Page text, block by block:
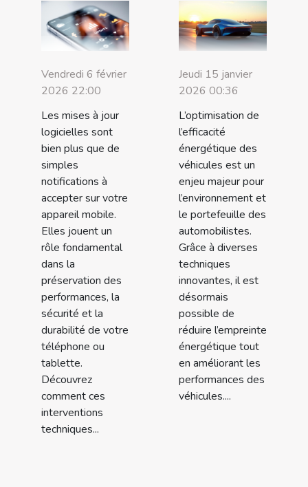
Vendredi 6 février
2026 22:00
Les mises à jour
logicielles sont
bien plus que de
simples
notifications à
accepter sur votre
appareil mobile.
Elles jouent un
rôle fondamental
dans la
préservation des
performances, la
sécurité et la
durabilité de votre
téléphone ou
tablette.
Découvrez
comment ces
interventions
techniques...
Jeudi 15 janvier
2026 00:36
L’optimisation de
l’efficacité
énergétique des
véhicules est un
enjeu majeur pour
l’environnement et
le portefeuille des
automobilistes.
Grâce à diverses
techniques
innovantes, il est
désormais
possible de
réduire l’empreinte
énergétique tout
en améliorant les
performances des
véhicules....